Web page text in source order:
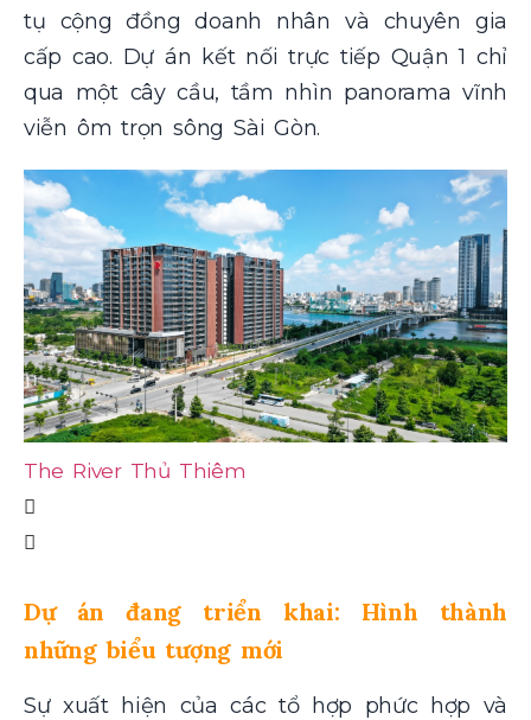
tụ cộng đồng doanh nhân và chuyên gia
cấp cao. Dự án kết nối trực tiếp Quận 1 chỉ
qua một cây cầu, tầm nhìn panorama vĩnh
viễn ôm trọn sông Sài Gòn.
The River Thủ Thiêm
Dự án đang triển khai: Hình thành
những biểu tượng mới
Sự xuất hiện của các tổ hợp phức hợp và